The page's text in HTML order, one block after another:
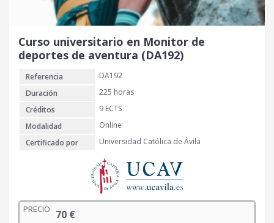
Curso universitario en Monitor de
deportes de aventura (DA192)
Referencia
DA192
Duración
225 horas
Créditos
9 ECTS
Modalidad
Online
Certificado por
Universidad Católica de Ávila
PRECIO 70 €